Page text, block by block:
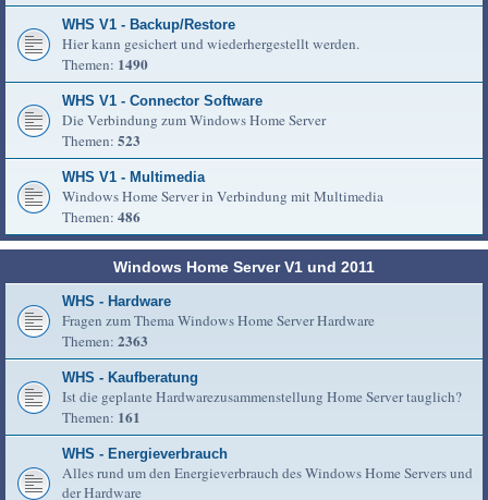
WHS V1 - Backup/Restore
Hier kann gesichert und wiederhergestellt werden.
Themen: 1490
WHS V1 - Connector Software
Die Verbindung zum Windows Home Server
Themen: 523
WHS V1 - Multimedia
Windows Home Server in Verbindung mit Multimedia
Themen: 486
Windows Home Server V1 und 2011
WHS - Hardware
Fragen zum Thema Windows Home Server Hardware
Themen: 2363
WHS - Kaufberatung
Ist die geplante Hardwarezusammenstellung Home Server tauglich?
Themen: 161
WHS - Energieverbrauch
Alles rund um den Energieverbrauch des Windows Home Servers und
der Hardware